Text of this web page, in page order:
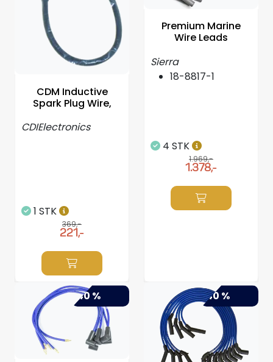
CDM Inductive
Spark Plug Wire,
CDIElectronics
1 STK
369,-
221,-
Premium Marine
Wire Leads
Sierra
18-8817-1
4 STK
1.969,-
1.378,-
-40 % -40 %
Styring/kontroll
Verktøy
Motordelsvelger/SONAR
Hydraulisk styring
Propeller
Servicesett
Outlet